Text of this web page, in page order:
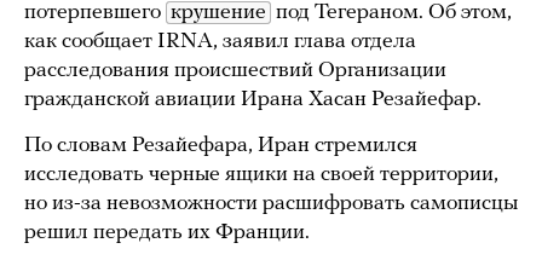
потерпевшего крушение под Тегераном. Об этом,
как сообщает IRNA, заявил глава отдела
расследования происшествий Организации
гражданской авиации Ирана Хасан Резайефар.
По словам Резайефара, Иран стремился
исследовать черные ящики на своей территории,
но из-за невозможности расшифровать самописцы
решил передать их Франции.